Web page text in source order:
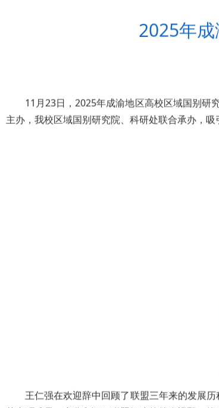
2025年
11月23日，2025年成渝地区高校区域国别
主办，我校区域国别研究院、科研处联合承办，
王仁强在欢迎辞中回顾了联盟三年来的发展